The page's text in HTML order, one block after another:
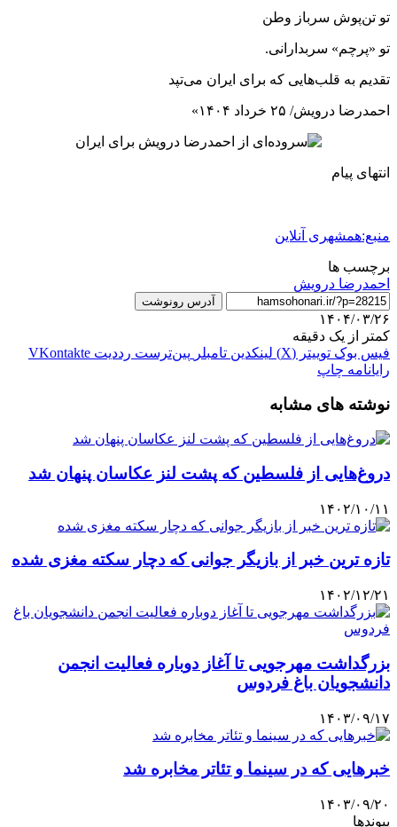
تو تن‌پوش سرباز وطن
تو «پرچم» سربدارانی.
تقدیم به قلب‌هایی که برای ایران می‌تپد
احمدرضا درویش/ ۲۵ خرداد ۱۴۰۴»
انتهای پیام
منبع:همشهری آنلاین
برچسب ها
احمدرضا درویش
آدرس رونوشت
۱۴۰۴/۰۳/۲۶
کمتر از یک دقیقه
فیس بوک توییتر (X) لینکدین ‫تامبلر ‫پین‌ترست ‫رددیت ‫VKontakte
رایانامه چاپ
نوشته های مشابه
دروغ‌هایی از فلسطین که پشت لنز عکاسان پنهان شد
۱۴۰۲/۱۰/۱۱
تازه ترین خبر از بازیگر جوانی که دچار سکته مغزی شده
۱۴۰۲/۱۲/۲۱
بزرگداشت مهرجویی تا آغاز دوباره فعالیت انجمن
دانشجویان باغ فردوس
۱۴۰۳/۰۹/۱۷
خبرهایی که در سینما و تئاتر مخابره شد
۱۴۰۳/۰۹/۲۰
پیوندها